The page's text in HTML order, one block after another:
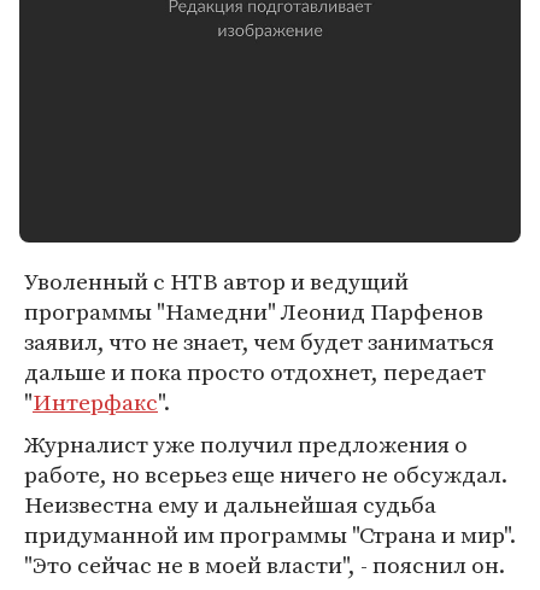
Уволенный с НТВ автор и ведущий
программы "Намедни" Леонид Парфенов
заявил, что не знает, чем будет заниматься
дальше и пока просто отдохнет, передает
"Интерфакс".
Журналист уже получил предложения о
работе, но всерьез еще ничего не обсуждал.
Неизвестна ему и дальнейшая судьба
придуманной им программы "Страна и мир".
"Это сейчас не в моей власти", - пояснил он.